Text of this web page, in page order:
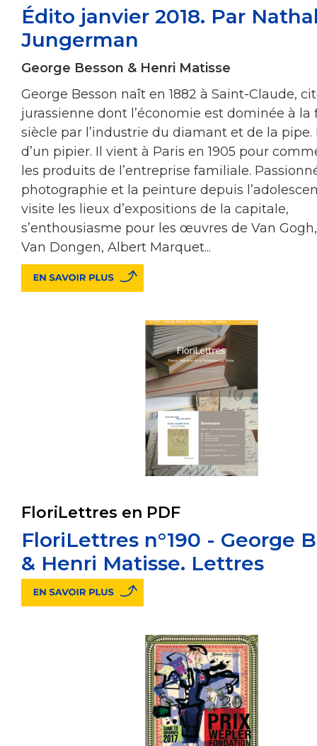
Édito janvier 2018. Par
Jungerman
George Besson & Henri Matisse
George Besson naît en 1882 à Saint-Claude,
jurassienne dont l’économie est dominée à la
siècle par l’industrie du diamant et de la pipe.
d’un pipier. Il vient à Paris en 1905 pour
les produits de l’entreprise familiale.
photographie et la peinture depuis
visite les lieux d’expositions de la capitale,
s’enthousiasme pour les œuvres de Van
Van Dongen, Albert Marquet...
FloriLettres en PDF
FloriLettres n°190 - George
& Henri Matisse. Lettres